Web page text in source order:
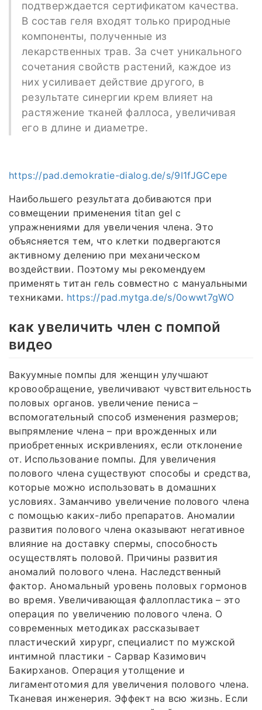
подтверждается сертификатом качества.
В состав геля входят только природные
компоненты, полученные из
лекарственных трав. За счет уникального
сочетания свойств растений, каждое из
них усиливает действие другого, в
результате синергии крем влияет на
растяжение тканей фаллоса, увеличивая
его в длине и диаметре.
https://pad.demokratie-dialog.de/s/9I1fJGCepe
Наибольшего результата добиваются при
совмещении применения titan gel с
упражнениями для увеличения члена. Это
объясняется тем, что клетки подвергаются
активному делению при механическом
воздействии. Поэтому мы рекомендуем
применять титан гель совместно с мануальными
техниками. https://pad.mytga.de/s/0owwt7gWO
как увеличить член с помпой
видео
Вакуумные помпы для женщин улучшают
кровообращение, увеличивают чувствительность
половых органов. увеличение пениса –
вспомогательный способ изменения размеров;
выпрямление члена – при врожденных или
приобретенных искривлениях, если отклонение
от. Использование помпы. Для увеличения
полового члена существуют способы и средства,
которые можно использовать в домашних
условиях. Заманчиво увеличение полового члена
с помощью каких-либо препаратов. Аномалии
развития полового члена оказывают негативное
влияние на доставку спермы, способность
осуществлять половой. Причины развития
аномалий полового члена. Наследственный
фактор. Аномальный уровень половых гормонов
во время. Увеличивающая фаллопластика – это
операция по увеличению полового члена. О
современных методиках рассказывает
пластический хирург, специалист по мужской
интимной пластики - Сарвар Казимович
Бакирханов. Операция утолщение и
лигаментотомия для увеличения полового члена.
Тканевая инженерия. Эффект на всю жизнь. Если